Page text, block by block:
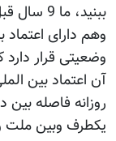
ببنید،
وهم دارای اعتماد
وضعیتی قرار
آن اعتماد بین
روزانه فاصله
یکطرف وبین ملت